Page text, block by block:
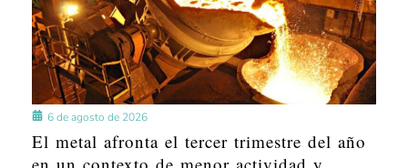
6 de agosto de 2026
El metal afronta el tercer trimestre del año